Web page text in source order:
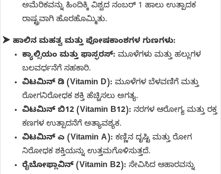
ಅಮೆರಿಕವನ್ನು ಹಿಂದಿಕ್ಕಿ ವಿಶ್ವದ ನಂಬರ್ 1 ಹಾಲು ಉತ್ಪಾದಕ
ರಾಷ್ಟ್ರವಾಗಿ ಹೊರಹೊಮ್ಮಿತು.
➤ ಹಾಲಿನ ಮಹತ್ವ ಮತ್ತು ಪೋಷಕಾಂಶಗಳ ಗುಣಗಳು:
ಕ್ಯಾಲ್ಸಿಯಂ ಮತ್ತು ಫಾಸ್ಫರಸ್: ಮೂಳೆಗಳು ಮತ್ತು ಹಲ್ಲುಗಳ
ಬಲವರ್ಧನೆಗೆ ಸಹಕಾರಿ.
ವಿಟಮಿನ್ ಡಿ (Vitamin D): ಮೂಳೆಗಳ ಬೆಳವಣಿಗೆ ಮತ್ತು
ರೋಗನಿರೋಧಕ ಶಕ್ತಿ ಹೆಚ್ಚಿಸಲು ಅಗತ್ಯ.
ವಿಟಮಿನ್ ಬಿ12 (Vitamin B12): ನರಗಳ ಆರೋಗ್ಯ ಮತ್ತು ರಕ್ತ
ಕಣಗಳ ಉತ್ಪಾದನೆಗೆ ಅತ್ಯಾವಶ್ಯಕ.
ವಿಟಮಿನ್ ಎ (Vitamin A): ಕಣ್ಣಿನ ದೃಷ್ಟಿ ಮತ್ತು ರೋಗ
ನಿರೋಧಕ ಶಕ್ತಿಯನ್ನು ಉತ್ತಮಗೊಳಿಸುತ್ತದೆ.
ರೈಬೋಫ್ಲಾವಿನ್ (Vitamin B2): ಸೇವಿಸಿದ ಆಹಾರವನ್ನು